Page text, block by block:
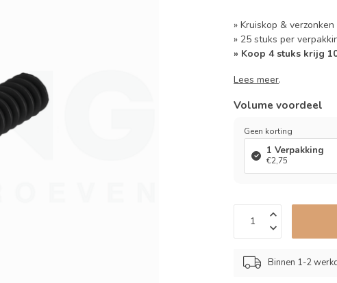
» Kruiskop & verzonken
» 25 stuks per
» Koop 4 stuks krijg
Lees meer.
Volume voordeel
Geen korting
1 Verpakking
€2,75
Binnen 1-2